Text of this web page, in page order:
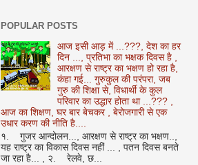
POPULAR POSTS
आज इसी आड़ में ...???, देश का हर
दिन ..., प्रतिभा का भक्षक दिवस है ,
आरक्षण से राष्ट्र का भक्षण हो रहा है,
कंहा गई... गुरुकुल की परंपरा, जब
गुरु की शिक्षा से, विधार्थी के कुल
परिवार का उद्धार होता था ...??? ,
आज का शिक्षण, घर बार बेचकर , बेरोजगारी से एक
उधार करण की नीति है....
१. गुजर आन्दोलन..., आरक्षण से राष्ट्र का भक्षण..,
यह राष्ट्र का विकास दिवस नहीं ... , पतन दिवस बनते
जा रहा है... , २. रेलवे, छ...